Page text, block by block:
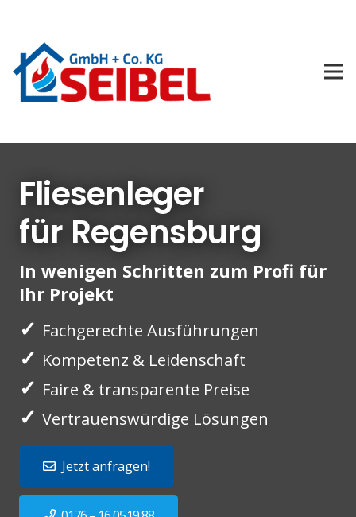
Fliesenleger
für Regensburg
In wenigen Schritten zum Profi für
Ihr Projekt
✓ Fachgerechte Ausführungen
✓ Kompetenz & Leidenschaft
✓ Faire & transparente Preise
✓ Vertrauenswürdige Lösungen
Jetzt anfragen!